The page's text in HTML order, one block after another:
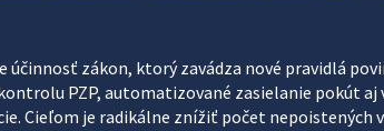
účinnosť zákon, ktorý zavádza nové pravidlá
PZP, automatizované zasielanie pokút aj
Cieľom je radikálne znížiť počet nepoistených